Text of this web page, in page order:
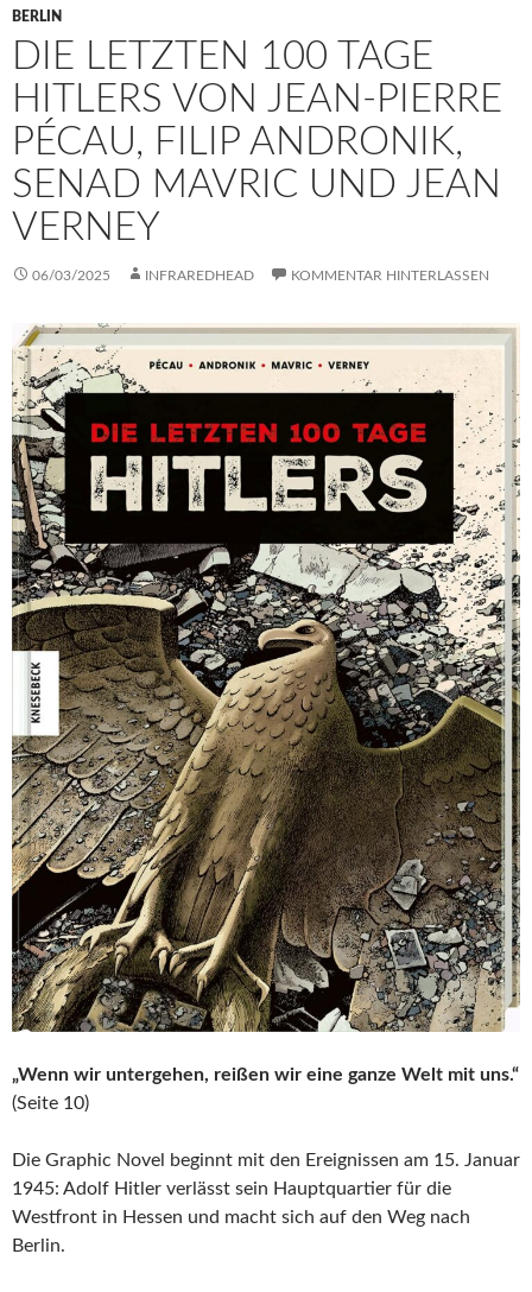
BERLIN
DIE LETZTEN 100 TAGE
HITLERS VON JEAN-PIERRE
PÉCAU, FILIP ANDRONIK,
SENAD MAVRIC UND JEAN
VERNEY
06/03/2025 INFRAREDHEAD KOMMENTAR HINTERLASSEN
„Wenn wir untergehen, reißen wir eine ganze Welt mit uns.“
(Seite 10)
Die Graphic Novel beginnt mit den Ereignissen am 15. Januar
1945: Adolf Hitler verlässt sein Hauptquartier für die
Westfront in Hessen und macht sich auf den Weg nach
Berlin.